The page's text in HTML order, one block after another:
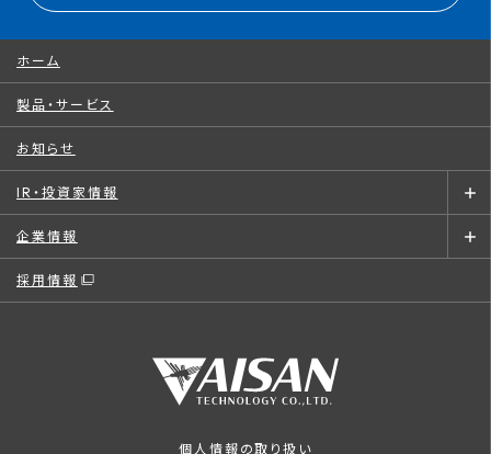
ホーム
製品・サービス
お知らせ
IR・投資家情報
企業情報
採用情報
個人情報の取り扱い